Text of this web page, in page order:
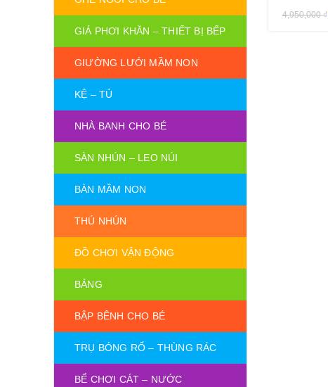
4,950,000₫
GIÁ PHƠI KHĂN – THIẾT BỊ BẾP
GIƯỜNG LƯỚI MẦM NON
KỆ – TỦ
NHÀ BANH CHO BÉ
SÀN NHÚN – LEO NÚI
BÀN MẦM NON
THÚ NHÚN
ĐỒ CHƠI VẬN ĐỘNG
BẢNG
BẬP BÊNH CHO BÉ
TRỤ BÓNG RỔ – THÙNG RÁC
BỂ CHƠI CÁT – NƯỚC